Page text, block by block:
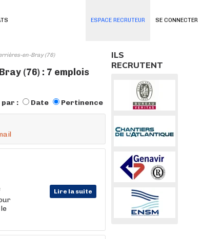
SE CONNECTER
ESPACE RECRUTEUR
en-Bray (76)
(76) : 7 emplois
: Date Pertinence
Lire la suite
ILS
RECRUTENT